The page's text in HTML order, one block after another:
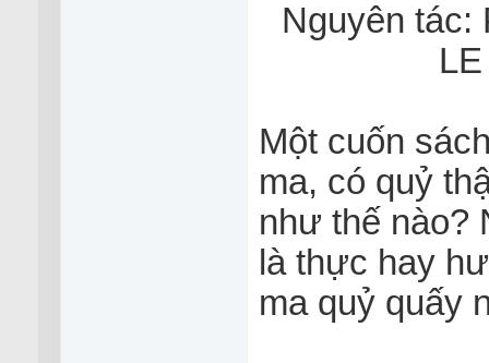
Nguyên tác:
Một cuốn
ma, có quỷ
như thế nào?
là thực hay
ma quỷ quấy